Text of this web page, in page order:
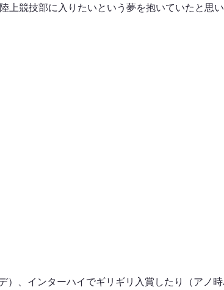
上競技部に入りたいという夢を抱いていたと思
、インターハイでギリギリ入賞したり（アノ